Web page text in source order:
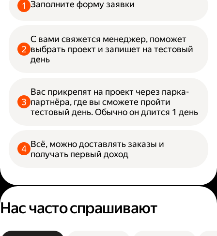
Заполните форму заявки
С вами свяжется менеджер, поможет
выбрать проект и запишет на тестовый
день
Вас прикрепят на проект через парка-
партнёра, где вы сможете пройти
тестовый день. Обычно он длится 1 день
Всё, можно доставлять заказы и
получать первый доход
Нас часто спрашивают